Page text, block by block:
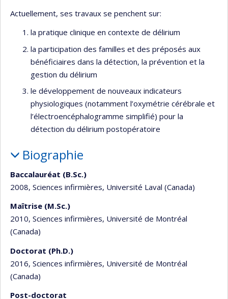
Actuellement, ses travaux se penchent sur:
la pratique clinique en contexte de délirium
la participation des familles et des préposés aux
bénéficiaires dans la détection, la prévention et la
gestion du délirium
le développement de nouveaux indicateurs
physiologiques (notamment l’oxymétrie cérébrale et
l’électroencéphalogramme simplifié) pour la
détection du délirium postopératoire
Biographie
Baccalauréat (B.Sc.)
2008, Sciences infirmières, Université Laval (Canada)
Maîtrise (M.Sc.)
2010, Sciences infirmières, Université de Montréal
(Canada)
Doctorat (Ph.D.)
2016, Sciences infirmières, Université de Montréal
(Canada)
Post-doctorat